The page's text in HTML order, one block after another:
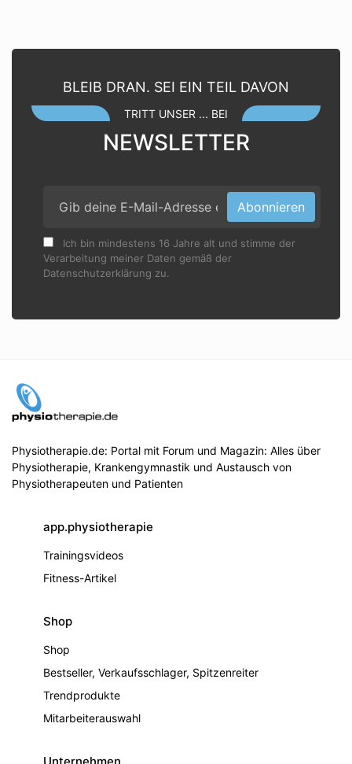
BLEIB DRAN. SEI EIN TEIL DAVON
TRITT UNSER ... BEI
NEWSLETTER
Abonnieren
Ich bin mindestens 16 Jahre alt und stimme der
Verarbeitung meiner Daten gemäß der
Datenschutzerklärung zu.
Physiotherapie.de: Portal mit Forum und Magazin: Alles über
Physiotherapie, Krankengymnastik und Austausch von
Physiotherapeuten und Patienten
app.physiotherapie
Trainingsvideos
Fitness-Artikel
Shop
Shop
Bestseller, Verkaufsschlager, Spitzenreiter
Trendprodukte
Mitarbeiterauswahl